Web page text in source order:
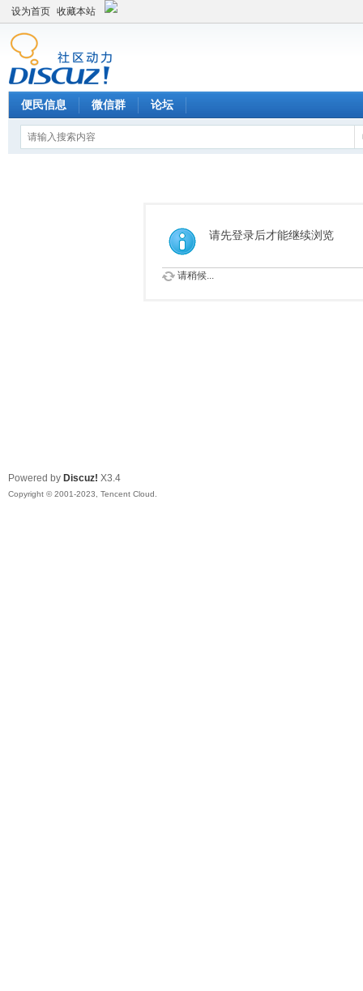
设为首页 收藏本站
便民信息 微信群 论坛
请先登录后才能继续浏览
请稍候...
Powered by Discuz! X3.4
Copyright © 2001-2023, Tencent Cloud.